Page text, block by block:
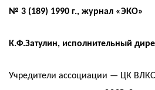
№ 3 (189) 1990 г., журнал «ЭКО»
К.Ф.Затулин, исполнительный
Учредители ассоциации — ЦК